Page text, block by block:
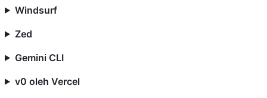
Windsurf
Zed
Gemini CLI
v0 oleh Vercel